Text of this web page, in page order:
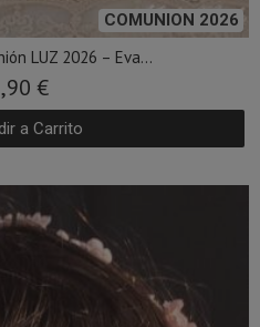
COMUNION 2026
LUZ 2026 – Eva...
€
a Carrito